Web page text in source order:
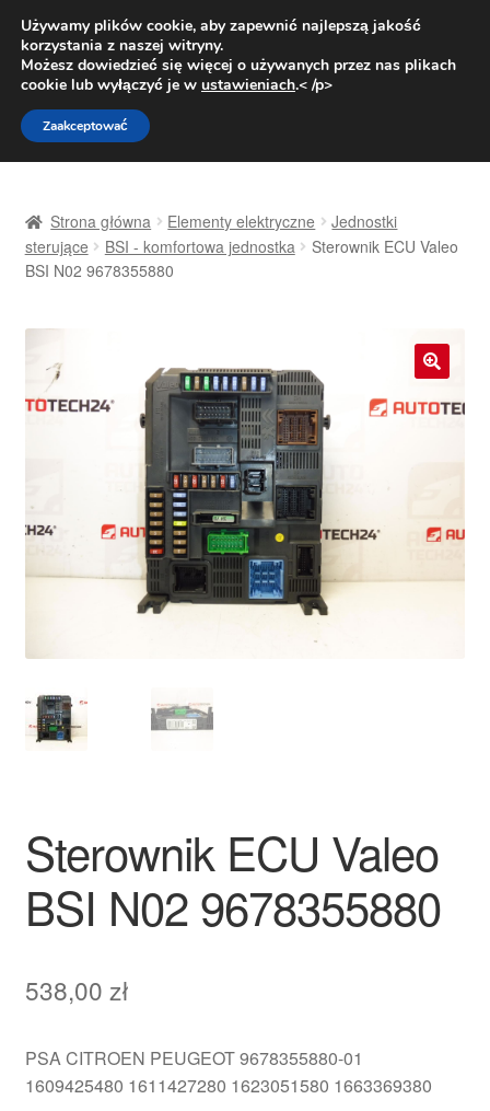
DOSTAWA od 31 zł
Pn.-pt. 9:00-16:00800 003 167
Przejdź
do
nawigacji
Przejdź
do
treści
Dostawa
Moje konto
Płatności
Polityka prywatności
Skarga
Zasady i warunki
Strona główna Elementy elektryczne
Jednostki
sterujące
BSI - komfortowa jednostka
Sterownik ECU Valeo
BSI N02 9678355880
Sterownik ECU Valeo
BSI N02 9678355880
538,00 zł
PSA CITROEN PEUGEOT 9678355880-01
1609425480 1611427280 1623051580 1663369380
Używamy plików cookie, aby zapewnić najlepszą jakość
korzystania z naszej witryny.
Możesz dowiedzieć się więcej o używanych przez nas plikach
cookie lub wyłączyć je w ustawieniach.< /p>
Zaakceptować